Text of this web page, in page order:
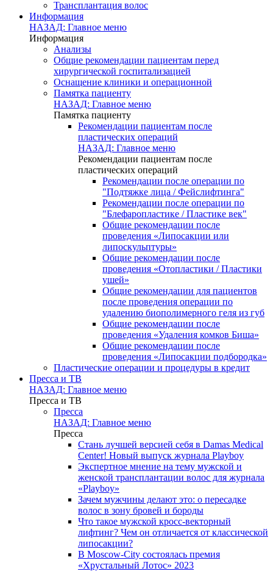
Трансплантация волос
Информация
НАЗАД: Главное меню
Информация
Анализы
Общие рекомендации пациентам перед
хирургической госпитализацией
Оснащение клиники и операционной
Памятка пациенту
НАЗАД: Главное меню
Памятка пациенту
Рекомендации пациентам после
пластических операций
НАЗАД: Главное меню
Рекомендации пациентам после
пластических операций
Рекомендации после операции по
"Подтяжке лица / Фейслифтинга"
Рекомендации после операции по
"Блефаропластике / Пластике век"
Общие рекомендации после
проведения «Липосакции или
липоскульптуры»
Общие рекомендации после
проведения «Отопластики / Пластики
ушей»
Общие рекомендации для пациентов
после проведения операции по
удалению биополимерного геля из губ
Общие рекомендации после
проведения «Удаления комков Биша»
Общие рекомендации после
проведения «Липосакции подбородка»
Пластические операции и процедуры в кредит
Пресса и ТВ
НАЗАД: Главное меню
Пресса и ТВ
Пресса
НАЗАД: Главное меню
Пресса
Стань лучшей версией себя в Damas Medical
Center! Новый выпуск журнала Playboy
Экспертное мнение на тему мужской и
женской трансплантации волос для журнала
«Playboy»
Зачем мужчины делают это: о пересадке
волос в зону бровей и бороды
Что такое мужской кросс-векторный
лифтинг? Чем он отличается от классической
липосакции?
В Moscow-City состоялась премия
«Хрустальный Лотос» 2023